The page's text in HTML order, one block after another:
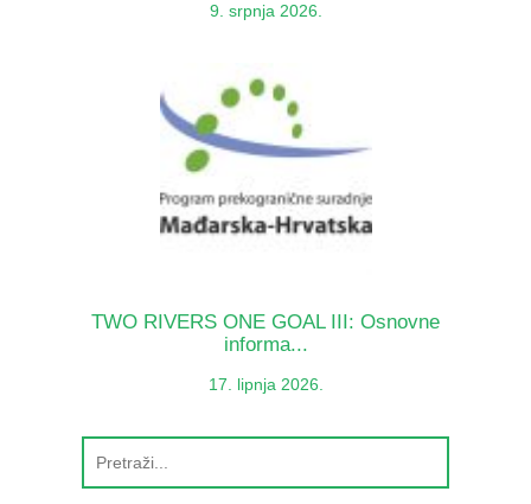
9. srpnja 2026.
TWO RIVERS ONE GOAL III: Osnovne
informa...
17. lipnja 2026.